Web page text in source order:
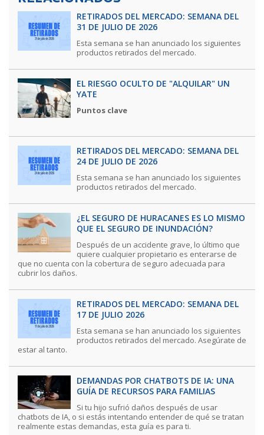
RETIRADOS DEL MERCADO: SEMANA DEL
31 DE JULIO DE 2026
Esta semana se han anunciado los siguientes
productos retirados del mercado.
EL RIESGO OCULTO DE "ALQUILAR" UN
YATE
Puntos clave
RETIRADOS DEL MERCADO: SEMANA DEL
24 DE JULIO DE 2026
Esta semana se han anunciado los siguientes
productos retirados del mercado.
¿EL SEGURO DE HURACANES ES LO MISMO
QUE EL SEGURO DE INUNDACIÓN?
Después de un accidente grave, lo último que
quiere cualquier propietario es enterarse de
que no cuenta con la cobertura de seguro adecuada para
cubrir los daños.
RETIRADOS DEL MERCADO: SEMANA DEL
17 DE JULIO 2026
Esta semana se han anunciado los siguientes
productos retirados del mercado. Asegúrate de
estar al tanto.
DEMANDAS POR CHATBOTS DE IA: UNA
GUÍA DE RECURSOS PARA FAMILIAS
Si tu hijo sufrió daños después de usar
chatbots de IA, o si estás intentando entender de qué se tratan
realmente estas demandas, esta guía es para ti.